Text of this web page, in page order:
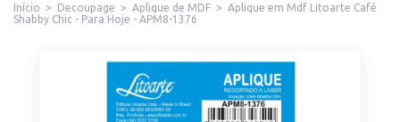
Início > Decoupage > Aplique de MDF > Aplique em Mdf Litoarte Café
Shabby Chic - Para Hoje - APM8-1376